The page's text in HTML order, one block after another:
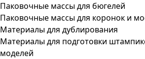
Паковочные массы для бюгелей
Паковочные массы для коронок и
Материалы для дублирования
Материалы для подготовки
моделей